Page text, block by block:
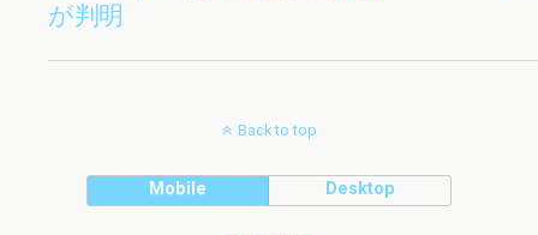
が判明
Back to top
Mobile Desktop